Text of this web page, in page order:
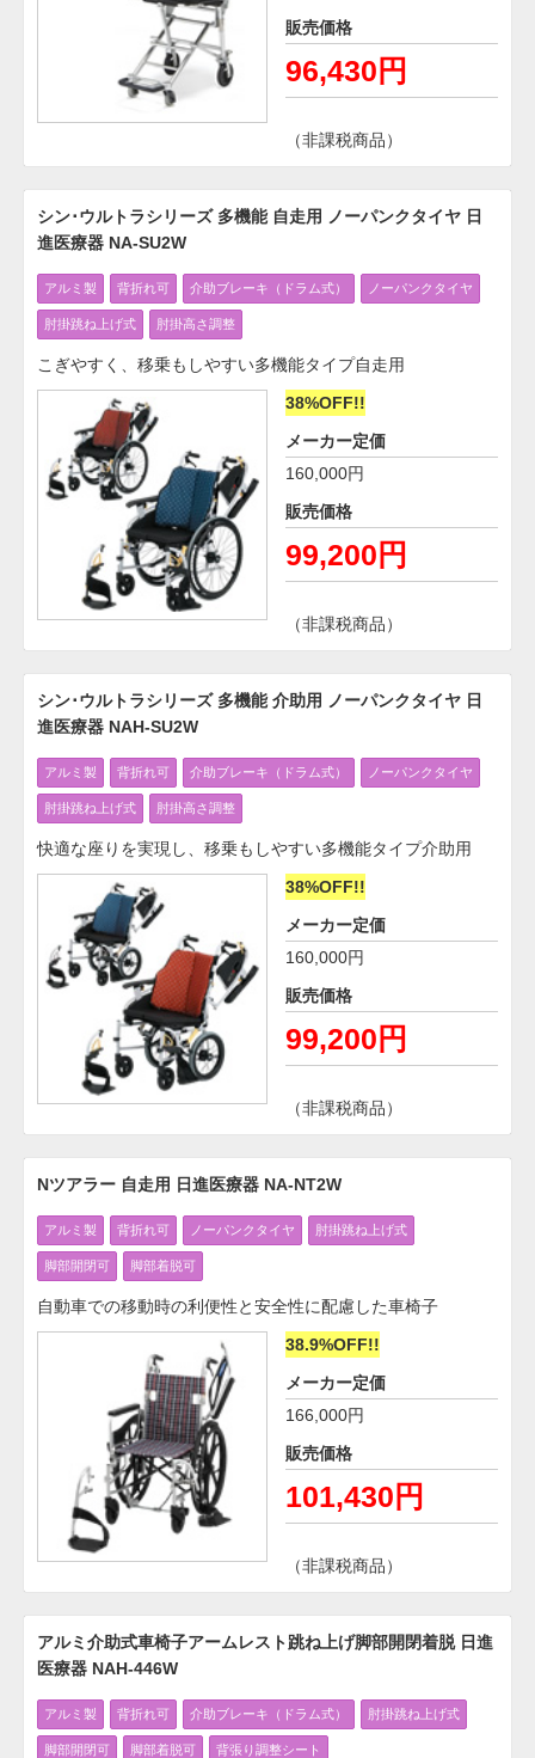
販売価格
96,430円
（非課税商品）
シン･ウルトラシリーズ 多機能 自走用 ノーパンクタイヤ 日
進医療器 NA-SU2W
アルミ製 背折れ可 介助ブレーキ（ドラム式） ノーパンクタイヤ
肘掛跳ね上げ式 肘掛高さ調整
こぎやすく、移乗もしやすい多機能タイプ自走用
38%OFF!!
メーカー定価
160,000円
販売価格
99,200円
（非課税商品）
シン･ウルトラシリーズ 多機能 介助用 ノーパンクタイヤ 日
進医療器 NAH-SU2W
アルミ製 背折れ可 介助ブレーキ（ドラム式） ノーパンクタイヤ
肘掛跳ね上げ式 肘掛高さ調整
快適な座りを実現し、移乗もしやすい多機能タイプ介助用
38%OFF!!
メーカー定価
160,000円
販売価格
99,200円
（非課税商品）
Nツアラー 自走用 日進医療器 NA-NT2W
アルミ製 背折れ可 ノーパンクタイヤ 肘掛跳ね上げ式
脚部開閉可 脚部着脱可
自動車での移動時の利便性と安全性に配慮した車椅子
38.9%OFF!!
メーカー定価
166,000円
販売価格
101,430円
（非課税商品）
アルミ介助式車椅子アームレスト跳ね上げ脚部開閉着脱 日進
医療器 NAH-446W
アルミ製 背折れ可 介助ブレーキ（ドラム式） 肘掛跳ね上げ式
脚部開閉可 脚部着脱可 背張り調整シート